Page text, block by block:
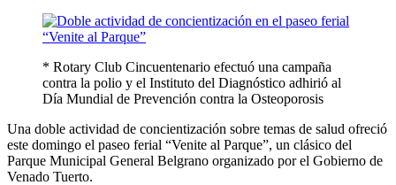
* Rotary Club Cincuentenario efectuó una campaña
contra la polio y el Instituto del Diagnóstico adhirió al
Día Mundial de Prevención contra la Osteoporosis
Una doble actividad de concientización sobre temas de salud ofreció
este domingo el paseo ferial “Venite al Parque”, un clásico del
Parque Municipal General Belgrano organizado por el Gobierno de
Venado Tuerto.